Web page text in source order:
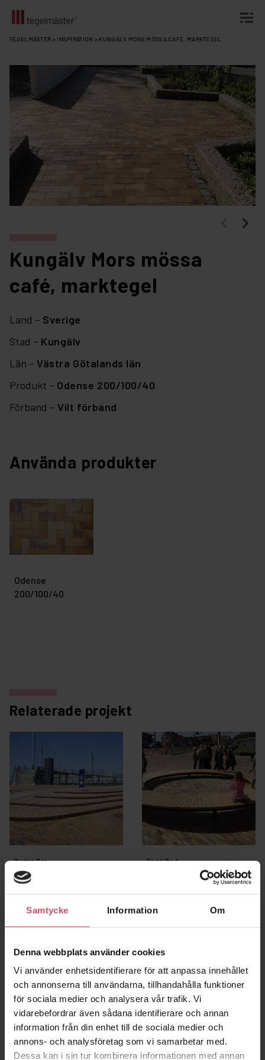
Samtycke Information Om
Denna webbplats använder cookies
Vi använder enhetsidentifierare för att anpassa innehållet
och annonserna till användarna, tillhandahålla funktioner
för sociala medier och analysera vår trafik. Vi
vidarebefordrar även sådana identifierare och annan
information från din enhet till de sociala medier och
annons- och analysföretag som vi samarbetar med.
Dessa kan i sin tur kombinera informationen med annan
Fortsätt
innehållet
TEGELMÄSTER > INSPIRATION > KUNGÄLV MORS MÖSSA CAFÉ, MARKTEGEL
Kungälv Mors mössa
café, marktegel
Land – Sverige
Stad – Kungälv
Län – Västra Götalands län
Produkt – Odense 200/100/40
Förband – Vilt förband
Använda produkter
Odense
200/100/40
Relaterade projekt
Byens Bro,
marktegel
Fanö Bad,
Brædstrup gamla
Kristianstad,